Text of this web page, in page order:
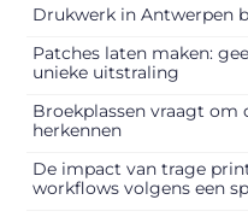
Drukwerk in Antwerpen
Patches laten maken:
unieke uitstraling
Broekplassen vraagt om
herkennen
De impact van trage
workflows volgens een